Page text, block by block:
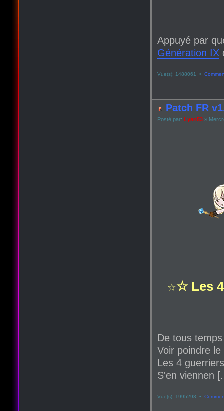
Appuyé par
Génération IX
Vue(s): 1488061 •
Patch FR
Posté par: Lyan53 »
☆☆ Les
De tous
Voir poindre
Les 4
S'en viennen
Vue(s): 1995293 •